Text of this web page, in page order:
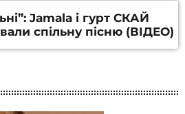
Jamala і гурт СКАЙ
спільну пісню (ВІДЕО)